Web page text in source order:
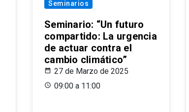
Seminarios
Seminario: “Un futuro
compartido: La urgencia
de actuar contra el
cambio climático”
27 de Marzo de 2025
09:00 a 11:00